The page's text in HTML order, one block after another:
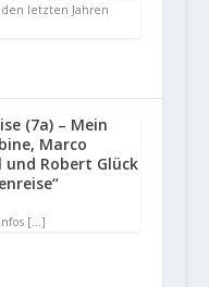
letzten Jahren
(7a) – Mein
Marco
und Robert Glück
[…]